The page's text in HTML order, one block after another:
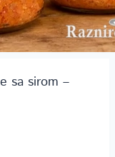
sa sirom –